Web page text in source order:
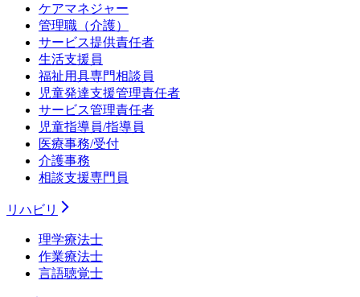
ケアマネジャー
管理職（介護）
サービス提供責任者
生活支援員
福祉用具専門相談員
児童発達支援管理責任者
サービス管理責任者
児童指導員/指導員
医療事務/受付
介護事務
相談支援専門員
リハビリ
理学療法士
作業療法士
言語聴覚士